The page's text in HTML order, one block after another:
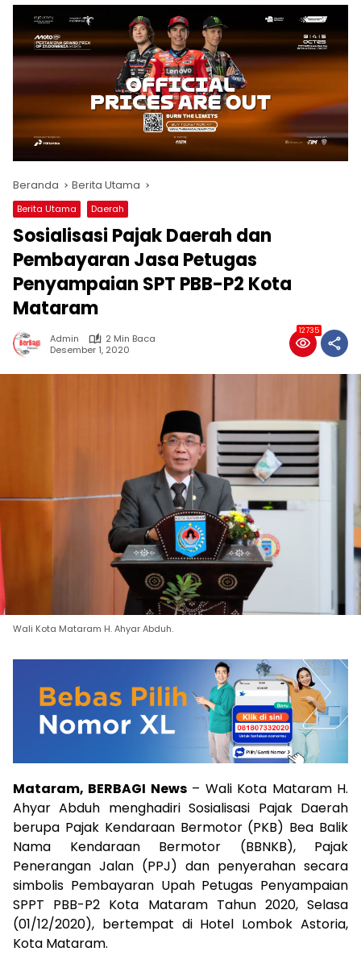
Beranda Berita Utama
Berita Utama Daerah
Sosialisasi Pajak Daerah dan
Pembayaran Jasa Petugas
Penyampaian SPT PBB-P2 Kota
Mataram
Admin
2 Min Baca
Desember 1, 2020
12735
Wali Kota Mataram H. Ahyar Abduh.
Mataram, BERBAGI News– Wali Kota Mataram H.
Ahyar Abduh menghadiri Sosialisasi Pajak Daerah
berupa Pajak Kendaraan Bermotor (PKB) Bea Balik
Nama Kendaraan Bermotor (BBNKB), Pajak
Penerangan Jalan (PPJ) dan penyerahan secara
simbolis Pembayaran Upah Petugas Penyampaian
SPPT PBB-P2 Kota Mataram Tahun 2020, Selasa
(01/12/2020), bertempat di Hotel Lombok Astoria,
Kota Mataram.